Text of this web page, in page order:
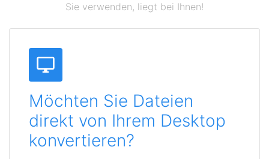
Sie verwenden, liegt bei Ihnen!
Möchten Sie Dateien
direkt von Ihrem Desktop
konvertieren?